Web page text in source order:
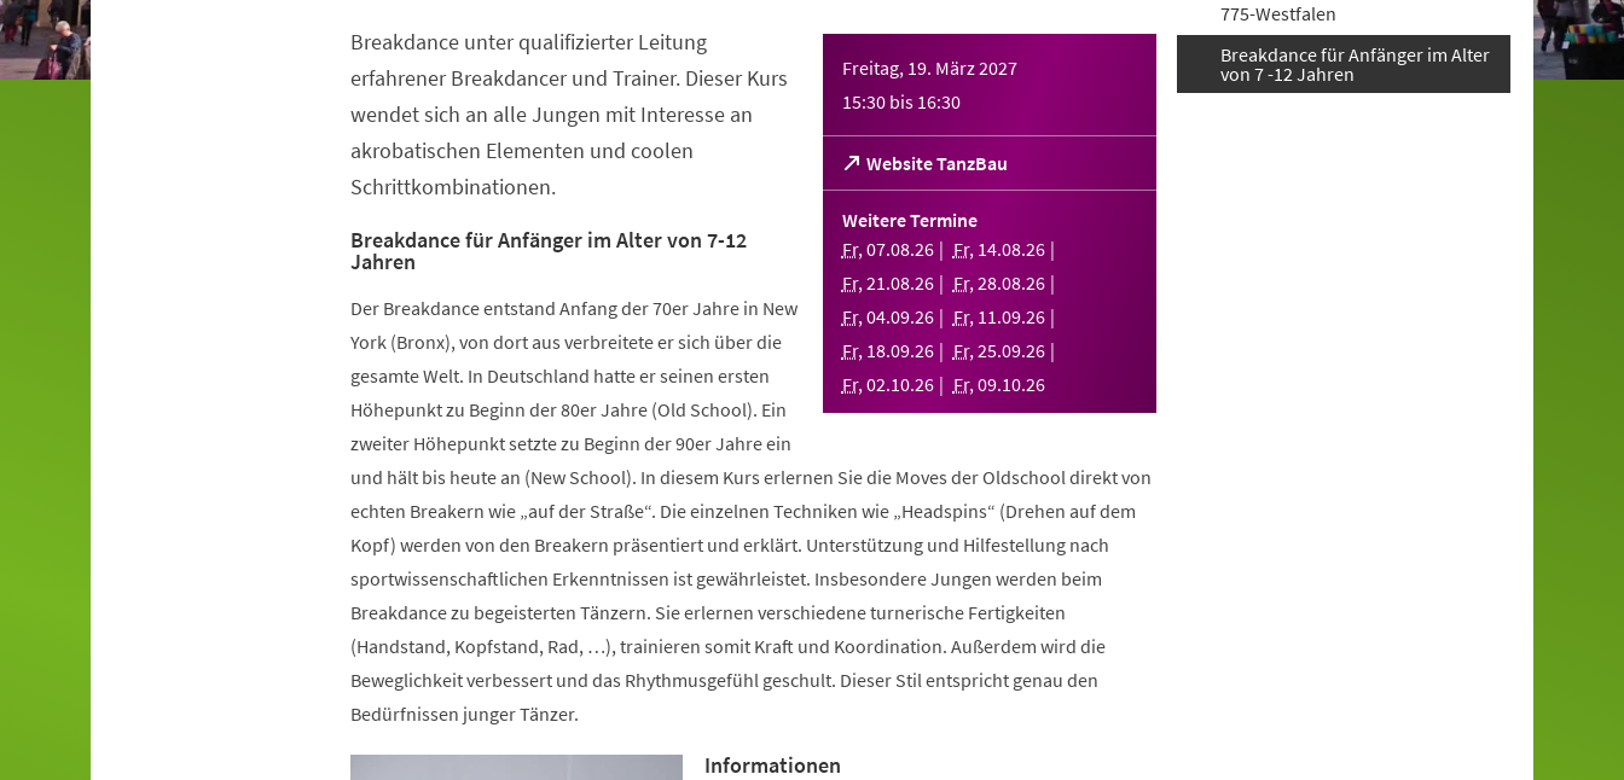
Freitag, 19. März 2027
15:30 bis 16:30
Website TanzBau
(Öffnet
in
einem
Tab)
Weitere Termine
Fr,07.08.26 Fr, 14.08.26
Fr,21.08.26 Fr,28.08.26
Fr,04.09.26 Fr, 11.09.26
Fr, 18.09.26 Fr,25.09.26
Fr,02.10.26 Fr,09.10.26
Breakdance unter qualifizierter Leitung
erfahrener Breakdancer und Trainer. Dieser Kurs
wendet sich an alle Jungen mit Interesse an
akrobatischen Elementen und coolen
Schrittkombinationen.
Breakdance für Anfänger im Alter von 7-12
Jahren
Der Breakdance entstand Anfang der 70er Jahre in New
York (Bronx), von dort aus verbreitete er sich über die
gesamte Welt. In Deutschland hatte er seinen ersten
Höhepunkt zu Beginn der 80er Jahre (Old School). Ein
zweiter Höhepunkt setzte zu Beginn der 90er Jahre ein
und hält bis heute an (New School). In diesem Kurs erlernen Sie die Moves der Oldschool direkt von
echten Breakern wie „auf der Straße“. Die einzelnen Techniken wie „Headspins“ (Drehen auf dem
Kopf) werden von den Breakern präsentiert und erklärt. Unterstützung und Hilfestellung nach
sportwissenschaftlichen Erkenntnissen ist gewährleistet. Insbesondere Jungen werden beim
Breakdance zu begeisterten Tänzern. Sie erlernen verschiedene turnerische Fertigkeiten
(Handstand, Kopfstand, Rad, …), trainieren somit Kraft und Koordination. Außerdem wird die
Beweglichkeit verbessert und das Rhythmusgefühl geschult. Dieser Stil entspricht genau den
Bedürfnissen junger Tänzer.
Informationen
775-Westfalen
Breakdance für Anfänger im Alter
von 7 -12 Jahren